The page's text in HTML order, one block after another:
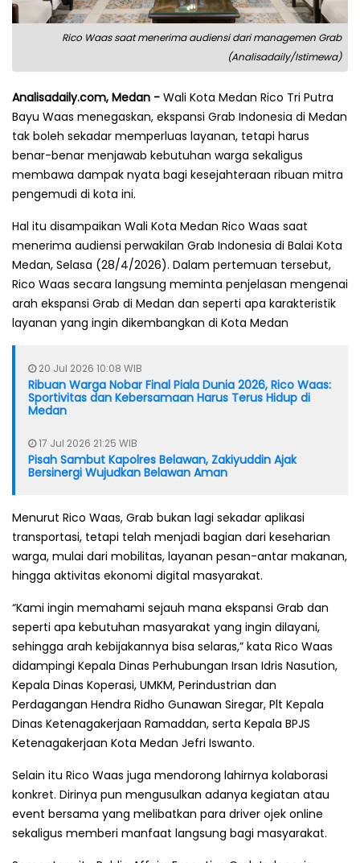
Rico Waas saat menerima audiensi dari managemen Grab
(Analisadaily/Istimewa)
Analisadaily.com, Medan - Wali Kota Medan Rico Tri Putra
Bayu Waas menegaskan, ekspansi Grab Indonesia di Medan
tak boleh sekadar memperluas layanan, tetapi harus
benar-benar menjawab kebutuhan warga sekaligus
membawa dampak nyata bagi kesejahteraan ribuan mitra
pengemudi di kota ini.
Hal itu disampaikan Wali Kota Medan Rico Waas saat
menerima audiensi perwakilan Grab Indonesia di Balai Kota
Medan, Selasa (28/4/2026). Dalam pertemuan tersebut,
Rico Waas secara langsung meminta penjelasan mengenai
arah ekspansi Grab di Medan dan seperti apa karakteristik
layanan yang ingin dikembangkan di Kota Medan
20 Jul 2026 10:08 WIB
Ribuan Warga Nobar Final Piala Dunia 2026, Rico Waas:
Sportivitas dan Kebersamaan Harus Terus Hidup di
Medan
17 Jul 2026 21:25 WIB
Pisah Sambut Kapolres Belawan, Zakiyuddin Ajak
Bersinergi Wujudkan Belawan Aman
Menurut Rico Waas, Grab bukan lagi sekadar aplikasi
transportasi, tetapi telah menjadi bagian dari keseharian
warga, mulai dari mobilitas, layanan pesan-antar makanan,
hingga aktivitas ekonomi digital masyarakat.
“Kami ingin memahami sejauh mana ekspansi Grab dan
seperti apa kebutuhan masyarakat yang ingin dilayani,
sehingga arah kebijakannya bisa selaras,” kata Rico Waas
didampingi Kepala Dinas Perhubungan Irsan Idris Nasution,
Kepala Dinas Koperasi, UMKM, Perindustrian dan
Perdagangan Hendra Ridho Gunawan Siregar, Plt Kepala
Dinas Ketenagakerjaan Ramaddan, serta Kepala BPJS
Ketenagakerjaan Kota Medan Jefri Iswanto.
Selain itu Rico Waas juga mendorong lahirnya kolaborasi
konkret. Dirinya pun mengusulkan adanya kegiatan atau
event bersama yang melibatkan para driver ojek online
sekaligus memberi manfaat langsung bagi masyarakat.